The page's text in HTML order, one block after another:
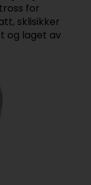
for
sklisikker
og laget av